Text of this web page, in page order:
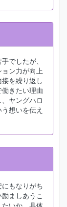
でしたが、
ン力が向上
を繰り返し
きたい理由
ヤングハロ
想いを伝え
もなりがち
ましあうこ